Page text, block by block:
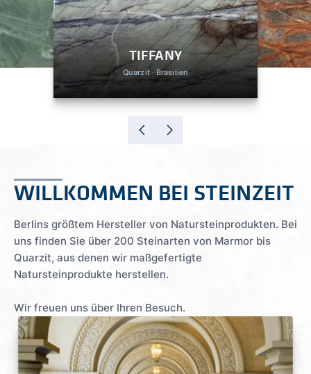
TIFFANY
Quarzit · Brasilien
WILLKOMMEN BEI STEINZEIT
Berlins größtem Hersteller von Natursteinprodukten. Bei
uns finden Sie über 200 Steinarten von Marmor bis
Quarzit, aus denen wir maßgefertigte
Natursteinprodukte herstellen.
Wir freuen uns über Ihren Besuch.